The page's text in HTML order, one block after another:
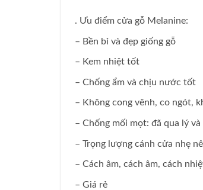
. Ưu điểm cửa gỗ Melanine:
– Bền bỉ và đẹp giống gỗ
– Kem nhiệt tốt
– Chống ẩm và chịu nước tốt
– Không cong vênh, co ngót,
– Chống mối mọt: đã qua lý
– Trọng lượng cánh cửa nhẹ
– Cách âm, cách âm, cách
– Giá rẻ